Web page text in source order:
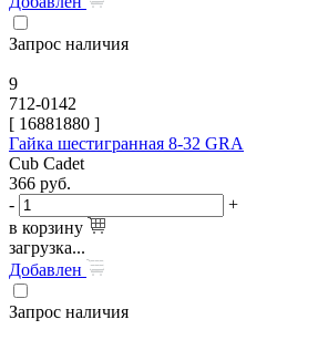
Запрос наличия
9
712-0142
[ 16881880 ]
Гайка шестигранная 8-32 GRA
Cub Cadet
366 руб.
-
+
в корзину
загрузка...
Добавлен
Запрос наличия